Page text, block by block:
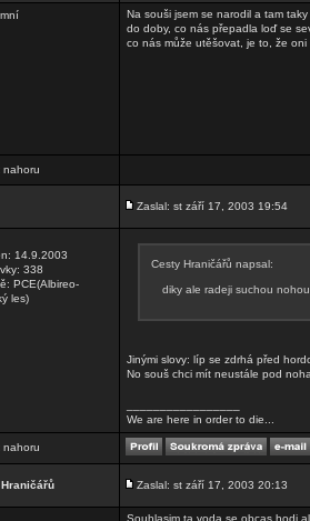
Na souši jsem se narodil a tam
do doby, co nás přepadla loď se
co nás může utěšovat, je to, že
nahoru
Zaslal: st září 17, 2003 19:54
14.9.2003
338
PCE(Albireo-
les)
Cesty Hraničářů napsal:
diky ale radeji suchou
Jinými slovy: líp se zdrhá před
No souš chci mít neustále pod
We are here in order to die...
nahoru
Zaslal: st září 17, 2003 20:13
Souhlasim ta voda se obcas hodi